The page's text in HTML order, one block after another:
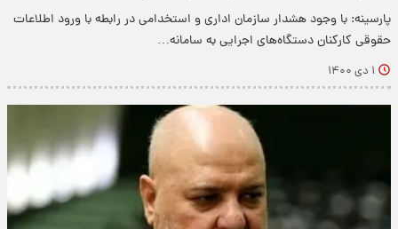
پارسینه: با وجود هشدار سازمان اداری و استخدامی در رابطه با ورود اطلاعات
حقوقی کارکنان دستگاه‌های اجرایی به سامانه…
۱ دی ۱۴۰۰